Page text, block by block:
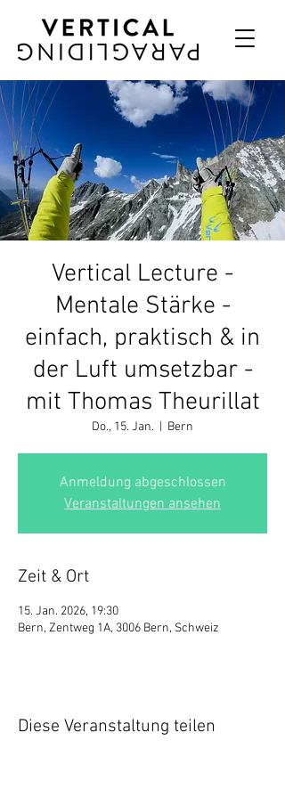
Vertical Lecture -
Mentale Stärke -
einfach, praktisch & in
der Luft umsetzbar -
mit Thomas Theurillat
Do., 15. Jan. Bern
Anmeldung abgeschlossen
Veranstaltungen ansehen
Zeit & Ort
15. Jan. 2026, 19:30
Bern, Zentweg 1A, 3006 Bern, Schweiz
Diese Veranstaltung teilen